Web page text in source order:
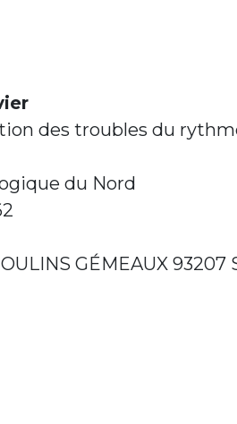
des troubles du
du Nord
GÉMEAUX 93207